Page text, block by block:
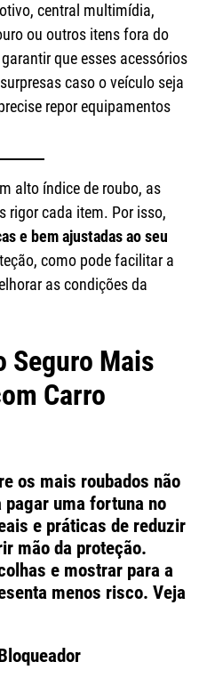
central multimídia,
ou outros itens fora do
que esses acessórios
caso o veículo seja
repor equipamentos
alto índice de roubo, as
rigor cada item. Por isso,
e bem ajustadas ao seu
como pode facilitar a
as condições da
Seguro Mais
Carro
os mais roubados não
uma fortuna no
e práticas de reduzir
mão da proteção.
e mostrar para a
menos risco. Veja